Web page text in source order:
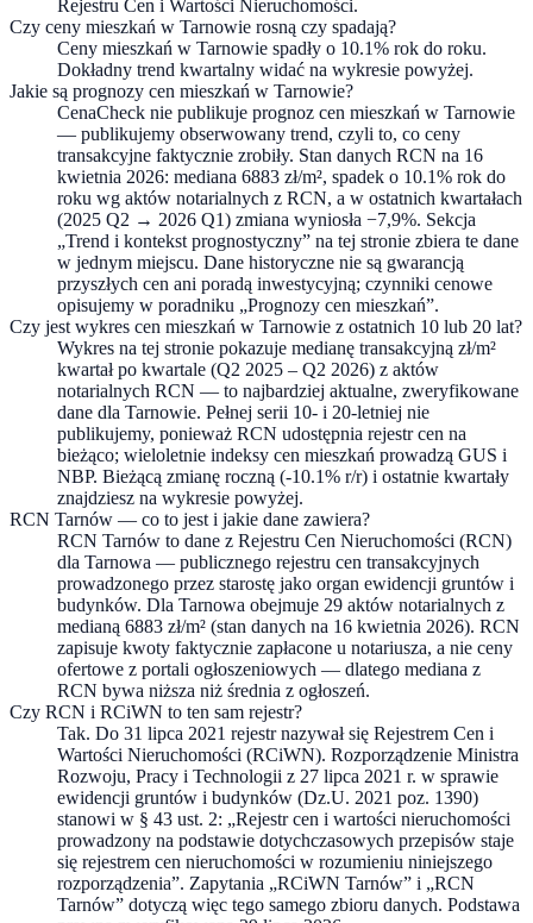
Rejestru Cen i Wartości Nieruchomości.
Czy ceny mieszkań w Tarnowie rosną czy spadają?
Ceny mieszkań w Tarnowie spadły o 10.1% rok do roku.
Dokładny trend kwartalny widać na wykresie powyżej.
Jakie są prognozy cen mieszkań w Tarnowie?
CenaCheck nie publikuje prognoz cen mieszkań w Tarnowie
— publikujemy obserwowany trend, czyli to, co ceny
transakcyjne faktycznie zrobiły. Stan danych RCN na 16
kwietnia 2026: mediana 6883 zł/m², spadek o 10.1% rok do
roku wg aktów notarialnych z RCN, a w ostatnich kwartałach
(2025 Q2 → 2026 Q1) zmiana wyniosła −7,9%. Sekcja
„Trend i kontekst prognostyczny” na tej stronie zbiera te dane
w jednym miejscu. Dane historyczne nie są gwarancją
przyszłych cen ani poradą inwestycyjną; czynniki cenowe
opisujemy w poradniku „Prognozy cen mieszkań”.
Czy jest wykres cen mieszkań w Tarnowie z ostatnich 10 lub 20 lat?
Wykres na tej stronie pokazuje medianę transakcyjną zł/m²
kwartał po kwartale (Q2 2025 – Q2 2026) z aktów
notarialnych RCN — to najbardziej aktualne, zweryfikowane
dane dla Tarnowie. Pełnej serii 10- i 20-letniej nie
publikujemy, ponieważ RCN udostępnia rejestr cen na
bieżąco; wieloletnie indeksy cen mieszkań prowadzą GUS i
NBP. Bieżącą zmianę roczną (-10.1% r/r) i ostatnie kwartały
znajdziesz na wykresie powyżej.
RCN Tarnów — co to jest i jakie dane zawiera?
RCN Tarnów to dane z Rejestru Cen Nieruchomości (RCN)
dla Tarnowa — publicznego rejestru cen transakcyjnych
prowadzonego przez starostę jako organ ewidencji gruntów i
budynków. Dla Tarnowa obejmuje 29 aktów notarialnych z
medianą 6883 zł/m² (stan danych na 16 kwietnia 2026). RCN
zapisuje kwoty faktycznie zapłacone u notariusza, a nie ceny
ofertowe z portali ogłoszeniowych — dlatego mediana z
RCN bywa niższa niż średnia z ogłoszeń.
Czy RCN i RCiWN to ten sam rejestr?
Tak. Do 31 lipca 2021 rejestr nazywał się Rejestrem Cen i
Wartości Nieruchomości (RCiWN). Rozporządzenie Ministra
Rozwoju, Pracy i Technologii z 27 lipca 2021 r. w sprawie
ewidencji gruntów i budynków (Dz.U. 2021 poz. 1390)
stanowi w § 43 ust. 2: „Rejestr cen i wartości nieruchomości
prowadzony na podstawie dotychczasowych przepisów staje
się rejestrem cen nieruchomości w rozumieniu niniejszego
rozporządzenia”. Zapytania „RCiWN Tarnów” i „RCN
Tarnów” dotyczą więc tego samego zbioru danych. Podstawa